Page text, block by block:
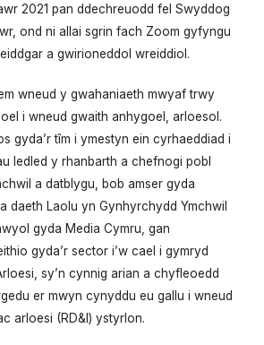
2021 pan ddechreuodd fel Swyddog
ond ni allai sgrin fach Zoom gyfyngu
a gwirioneddol wreiddiol.
wneud y gwahaniaeth mwyaf trwy
i wneud gwaith anhygoel, arloesol.
gyda’r tîm i ymestyn ein cyrhaeddiad i
ledled y rhanbarth a chefnogi pobl
a datblygu, bob amser gyda
daeth Laolu yn Gynhyrchydd Ymchwil
gyda Media Cymru, gan
gyda’r sector i’w cael i gymryd
sy’n cynnig arian a chyfleoedd
er mwyn cynyddu eu gallu i wneud
arloesi (RD&I) ystyrlon.